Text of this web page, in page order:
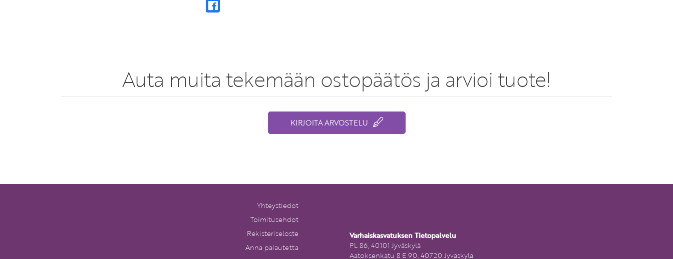
Auta muita tekemään ostopäätös ja arvioi tuote!
KIRJOITA ARVOSTELU
Yhteystiedot
Toimitusehdot
Rekisteriseloste
Anna palautetta
Varhaiskasvatuksen Tietopalvelu
PL 86, 40101 Jyväskylä
Aatoksenkatu 8 E 90, 40720 Jyväskylä